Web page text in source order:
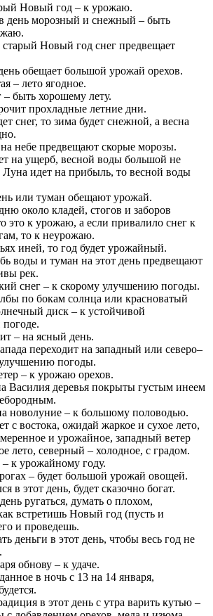
Новый год – к урожаю.
день морозный и снежный – быть
Новый год снег предвещает
обещает большой урожай орехов.
– лето ягодное.
быть хорошему лету.
прохладные летние дни.
снег, то зима будет снежной, а весна
небе предвещают скорые морозы.
на ущерб, весной воды большой не
Луна идет на прибыль, то весной воды
или туман обещают урожай.
около кладей, стогов и заборов
это к урожаю, а если привалило снег к
то к неурожаю.
иней, то год будет урожайный.
воды и туман на этот день предвещают
рек.
снег – к скорому улучшению погоды.
по бокам солнца или красноватый
диск – к устойчивой
– на ясный день.
переходит на западный или северо–
погоды.
– к урожаю орехов.
Василия деревья покрыты густым инеем
новолуние – к большому половодью.
с востока, ожидай жаркое и сухое лето,
и урожайное, западный ветер
лето, северный – холодное, с градом.
– к урожайному году.
– будет большой урожай овощей.
в этот день, будет сказочно богат.
ругаться, думать о плохом,
встретишь Новый год (пусть и
и проведешь.
деньги в этот день, чтобы весь год не
обнову – к удаче.
в ночь с 13 на 14 января,
в этот день с утра варить кутью –